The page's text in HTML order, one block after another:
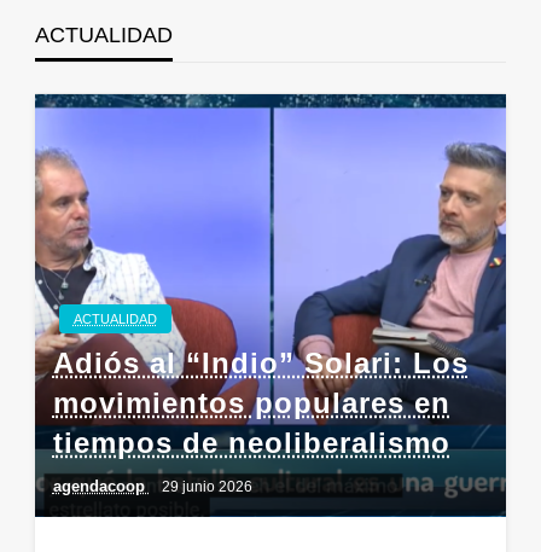
ACTUALIDAD
ACTUALIDAD
Adiós al “Indio” Solari: Los
movimientos populares en
tiempos de neoliberalismo
agendacoop 29 junio 2026